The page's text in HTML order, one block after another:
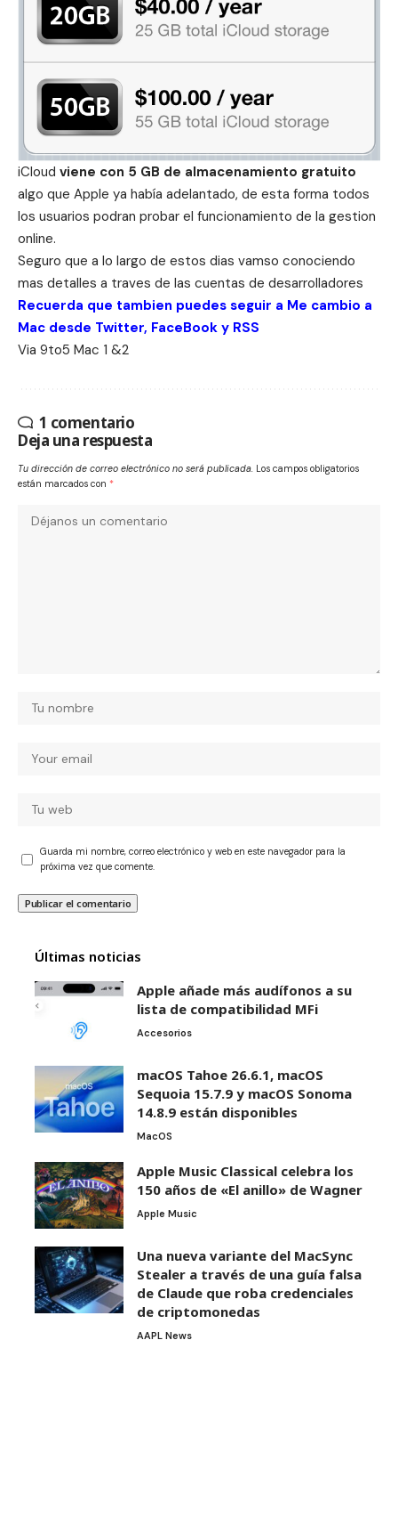
iCloud viene con 5 GB de almacenamiento gratuito
algo que Apple ya había adelantado, de esta forma todos
los usuarios podran probar el funcionamiento de la gestion
online.
Seguro que a lo largo de estos dias vamso conociendo
mas detalles a traves de las cuentas de desarrolladores
Recuerda que tambien puedes seguir a Me cambio a
Mac desde Twitter, FaceBook y RSS
Via 9to5 Mac 1 &2
1 comentario
Deja una respuesta
Tu dirección de correo electrónico no será publicada. Los campos obligatorios
están marcados con *
Guarda mi nombre, correo electrónico y web en este navegador para la
próxima vez que comente.
Últimas noticias
Apple añade más audífonos a su
lista de compatibilidad MFi
Accesorios
macOS Tahoe 26.6.1, macOS
Sequoia 15.7.9 y macOS Sonoma
14.8.9 están disponibles
MacOS
Apple Music Classical celebra los
150 años de «El anillo» de Wagner
Apple Music
Una nueva variante del MacSync
Stealer a través de una guía falsa
de Claude que roba credenciales
de criptomonedas
AAPL News